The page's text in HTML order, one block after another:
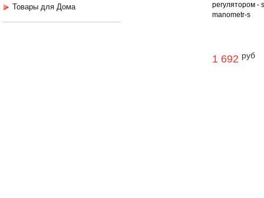
Товары для Дома
регулятором -
manometr-s
1 692 руб